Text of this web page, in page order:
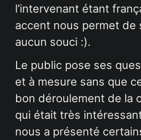
l’intervenant étant
accent nous permet de
aucun souci :).
Le public pose ses
et à mesure sans que
bon déroulement de la
qui était très
nous a présenté